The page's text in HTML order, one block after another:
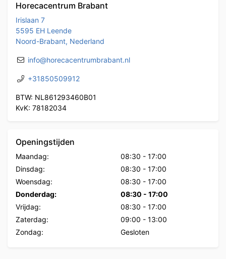
Horecacentrum Brabant
Irislaan 7
5595 EH Leende
Noord-Brabant, Nederland
info@horecacentrumbrabant.nl
+31850509912
BTW: NL861293460B01
KvK: 78182034
Openingstijden
Maandag: 08:30 - 17:00
Dinsdag:
08:30 - 17:00
Woensdag:
08:30 - 17:00
Donderdag:
08:30 - 17:00
Vrijdag:
08:30 - 17:00
Zaterdag:
09:00 - 13:00
Zondag:
Gesloten